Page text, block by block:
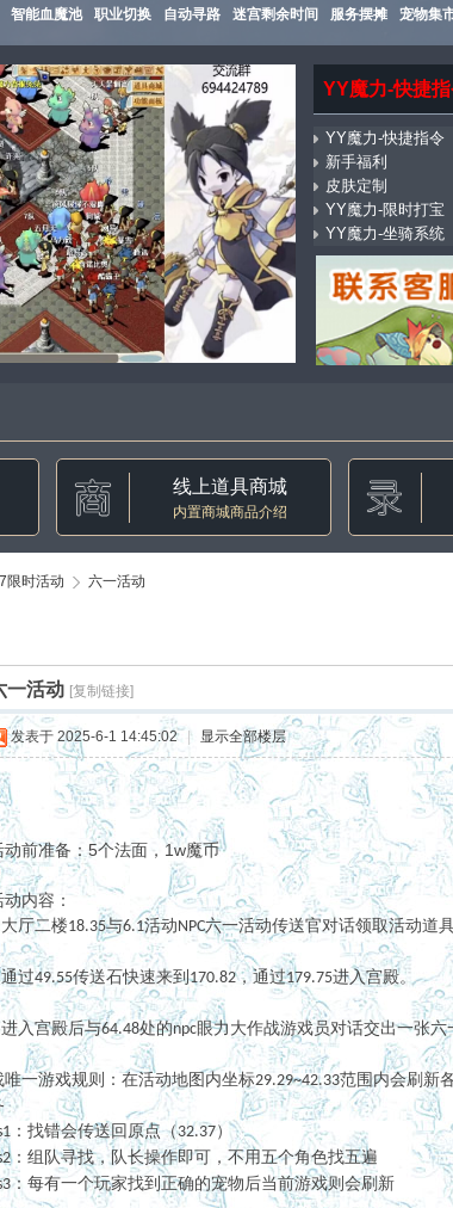
智能血魔池 职业切换 自动寻路 迷宫剩余时间 服务摆摊 宠物集
YY魔力-快捷
YY魔力-快捷指令
新手福利
皮肤定制
YY魔力-限时打宝
YY魔力-坐骑系统
mostbet_xnpi
YY魔力-万能传送
YY魔力-集市系统
YY魔力-自动寻路
YY魔力-称号收藏
线上道具商城
内置商城商品介绍
限时活动 六一活动
一活动 [复制链接]
发表于 2025-6-1 14:45:02 显示全部楼层
动前准备：5个法面，1w魔币
动内容：
大厅二楼18.35与6.1活动NPC六一活动传送官对话领取活动道
通过49.55传送石快速来到170.82，通过179.75进入宫殿。
进入宫殿后与64.48处的npc眼力大作战游戏员对话交出一张六
唯一游戏规则：在活动地图内坐标29.29~42.33范围内会刷新
：找错会传送回原点（32.37）
：组队寻找，队长操作即可，不用五个角色找五遍
：每有一个玩家找到正确的宠物后当前游戏则会刷新